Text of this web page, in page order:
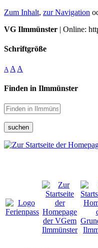
Zum Inhalt, zur Navigation
VG Ilmmünster | Online:
Schriftgröße
A A A
Finden in Ilmmünster
suchen